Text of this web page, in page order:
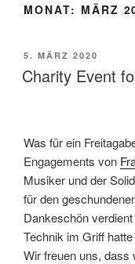
MONAT: MÄRZ
VERÖFFENTLICHT
AM
5. MÄRZ 2020
Charity Event
Was für ein
Engagements von
Musiker und der
für den
Dankeschön
Technik im Griff
Wir freuen uns, dass